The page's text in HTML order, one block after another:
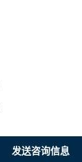
发送咨询信息